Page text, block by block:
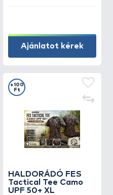
Ajánlatot kérek
HALDORÁDÓ FES
Tactical Tee Camo
UPF 50+ XL
+100
Ft